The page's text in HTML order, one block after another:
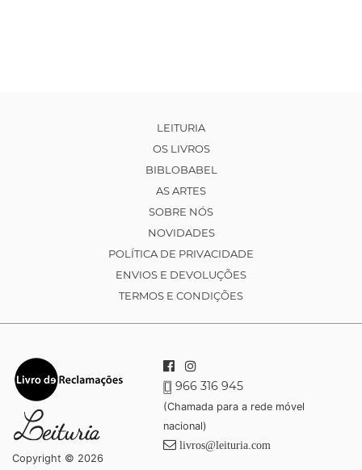
LEITURIA
OS LIVROS
BIBLOBABEL
AS ARTES
SOBRE NÓS
NOVIDADES
POLÍTICA DE PRIVACIDADE
ENVIOS E DEVOLUÇÕES
TERMOS E CONDIÇÕES
Copyright © 2026
966 316 945
(Chamada para a rede móvel
nacional)
livros@leituria.com